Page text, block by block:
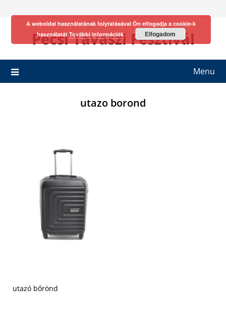
Pécsi Tavaszi Fesztivál
Menu
utazo borond
utazó bőrönd
A weboldal használatának folytatásával Ön elfogadja a cookie-k
használatát További információk Elfogadom